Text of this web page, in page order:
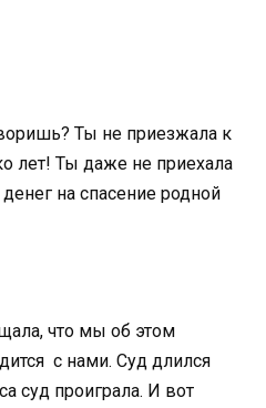
Ты не приезжала к
лет! Ты даже не приехала
на спасение родной
что мы об этом
с нами. Суд длился
суд проиграла. И вот